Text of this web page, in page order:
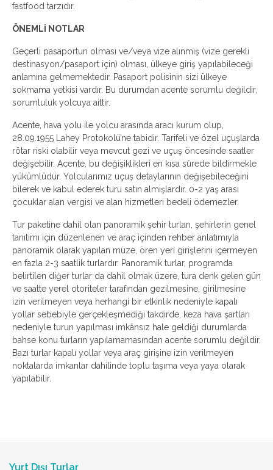
fastfood tarzıdır.
ÖNEMLİ NOTLAR
Geçerli pasaportun olması ve/veya vize alınmış (vize gerekli
destinasyon/pasaport için) olması, ülkeye giriş yapılabileceği
anlamına gelmemektedir. Pasaport polisinin sizi ülkeye
sokmama yetkisi vardır. Bu durumdan acente sorumlu değildir,
sorumluluk yolcuya aittir.
Acente, hava yolu ile yolcu arasında aracı kurum olup,
28.09.1955 Lahey Protokolü’ne tabidir. Tarifeli ve özel uçuşlarda
rötar riski olabilir veya mevcut gezi ve uçuş öncesinde saatler
değişebilir. Acente, bu değişiklikleri en kısa sürede bildirmekle
yükümlüdür. Yolcularımız uçuş detaylarının değişebileceğini
bilerek ve kabul ederek turu satın almışlardır. 0-2 yaş arası
çocuklar alan vergisi ve alan hizmetleri bedeli ödemezler.
Tur paketine dahil olan panoramik şehir turları, şehirlerin genel
tanıtımı için düzenlenen ve araç içinden rehber anlatımıyla
panoramik olarak yapılan müze, ören yeri girişlerini içermeyen
en fazla 2-3 saatlik turlardır. Panoramik turlar, programda
belirtilen diğer turlar da dahil olmak üzere, tura denk gelen gün
ve saatte yerel otoriteler tarafından gezilmesine, girilmesine
izin verilmeyen veya herhangi bir etkinlik nedeniyle kapalı
yollar sebebiyle gerçekleşmediği takdirde, keza hava şartları
nedeniyle turun yapılması imkânsız hale geldiği durumlarda
bahse konu turların yapılamamasından acente sorumlu değildir.
Bazı turlar kapalı yollar veya araç girişine izin verilmeyen
noktalarda imkanlar dahilinde toplu taşıma veya yaya olarak
yapılabilir.
Yurt Dışı Turlar